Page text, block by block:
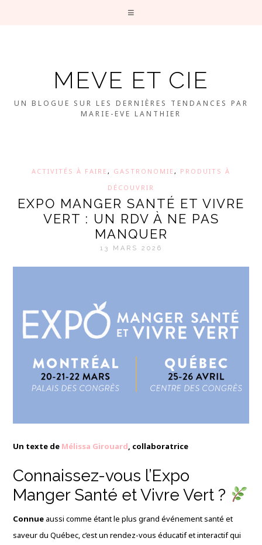
MEVE ET CIE
UN BLOGUE SUR LES DERNIÈRES TENDANCES PAR
MARIE-EVE LANTHIER
ACTIVITÉS À FAIRE, GASTRONOMIE, PRODUITS À
DÉCOUVRIR
EXPO MANGER SANTÉ ET VIVRE
VERT : UN RDV À NE PAS
MANQUER
13 MARS 2026
Un texte de Mélissa Girouard, collaboratrice
Connaissez-vous l’Expo
Manger Santé et Vivre Vert ?
Connue aussi comme étant le plus grand événement santé et
saveur du Québec, c’est un rendez-vous éducatif et interactif qui